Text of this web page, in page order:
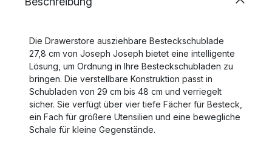
Die Drawerstore ausziehbare Besteckschublade
27,8 cm von Joseph Joseph bietet eine intelligente
Lösung, um Ordnung in Ihre Besteckschubladen zu
bringen. Die verstellbare Konstruktion passt in
Schubladen von 29 cm bis 48 cm und verriegelt
sicher. Sie verfügt über vier tiefe Fächer für Besteck,
ein Fach für größere Utensilien und eine bewegliche
Schale für kleine Gegenstände.